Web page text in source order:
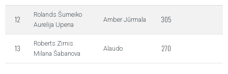
12
Rolands Šumeiko
Aurelija Upena
Amber Jūrmala 305
13
Roberts Zirnis
Milana Šabanova
Alaudo 270